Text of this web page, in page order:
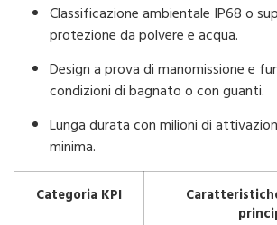
Classificazione ambientale IP68 o
protezione da polvere e acqua.
Design a prova di manomissione e
condizioni di bagnato o con guanti.
Lunga durata con milioni di
minima.
Categoria KPI